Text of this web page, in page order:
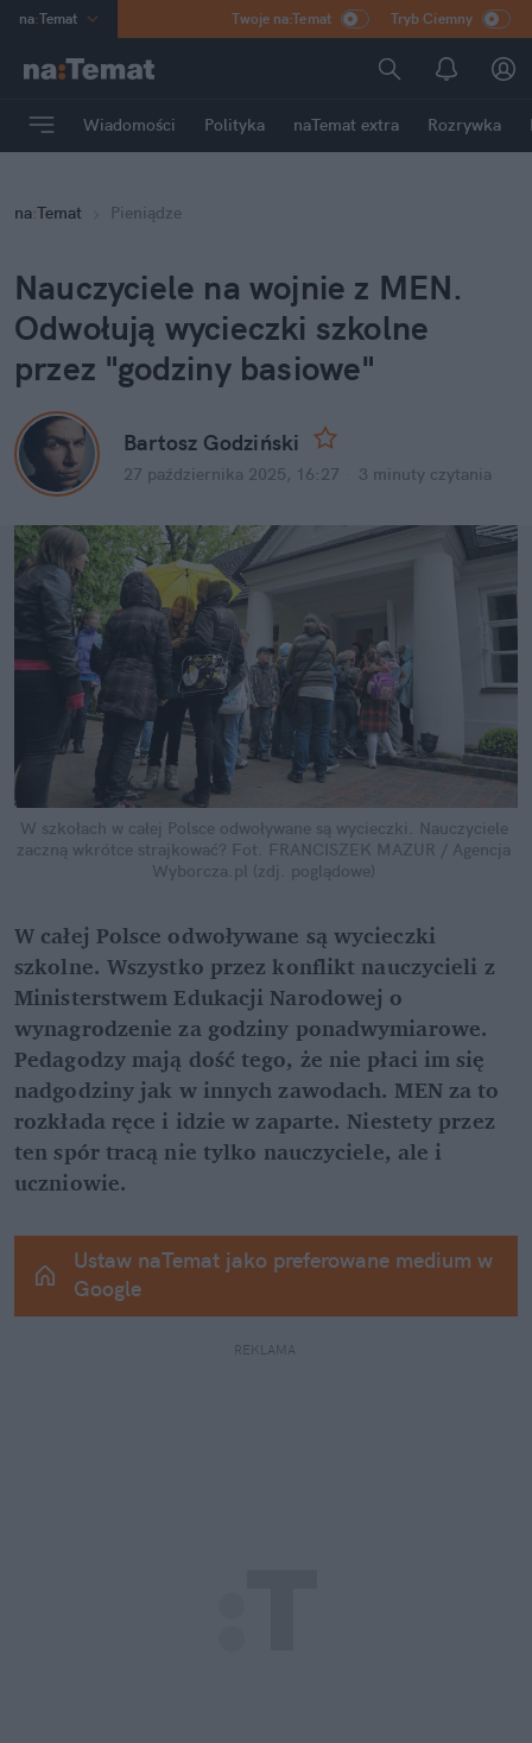
na:Temat
Poland
mama
Rozrywka
Twoje na:Temat Tryb Ciemny
Wiadomości Polityka naTemat extra Rozrywka
na:Temat Pieniądze
Nauczyciele na wojnie z MEN.
Odwołują wycieczki szkolne
przez "godziny basiowe"
Bartosz Godziński
27 października 2025, 16:27 3 minuty czytania
W szkołach w całej Polsce odwoływane są wycieczki. Nauczyciele
zaczną wkrótce strajkować? Fot. FRANCISZEK MAZUR / Agencja
Wyborcza.pl (zdj. poglądowe)
W całej Polsce odwoływane są wycieczki
szkolne. Wszystko przez konflikt nauczycieli z
Ministerstwem Edukacji Narodowej o
wynagrodzenie za godziny ponadwymiarowe.
Pedagodzy mają dość tego, że nie płaci im się
nadgodziny jak w innych zawodach. MEN za to
rozkłada ręce i idzie w zaparte. Niestety przez
ten spór tracą nie tylko nauczyciele, ale i
uczniowie.
Ustaw naTemat jako preferowane medium w
Google
REKLAMA